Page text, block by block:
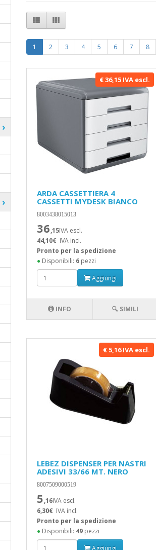
1 2 3 4 5 6 7 8
€ 36,15 IVA escl.
ARDA CASSETTIERA 4
CASSETTI MYDESK BIANCO
8003438015013
36,15IVA escl.
44,10€ IVA incl.
Pronto per la spedizione
●Disponibili: 6pezzi
Aggiungi
INFO 🔍 SIMILI
€ 5,16 IVA escl.
LEBEZ DISPENSER PER NASTRI
ADESIVI 33/66 MT. NERO
8007509000519
5,16IVA escl.
6,30€ IVA incl.
Pronto per la spedizione
●Disponibili: 49pezzi
Aggiungi